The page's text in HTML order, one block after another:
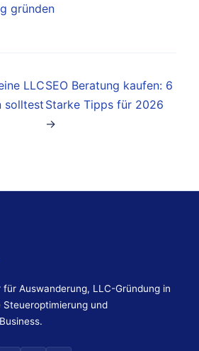
gründen
LLC
solltest
SEO Beratung kaufen: 6
Starke Tipps für 2026
→
Auswanderung, LLC-Gründung in
und